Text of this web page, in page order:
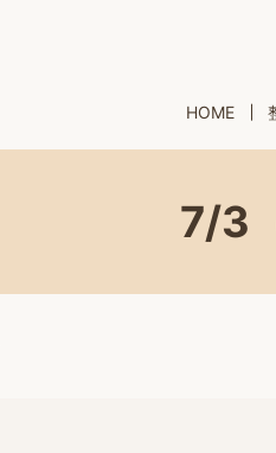
HOME
7/3